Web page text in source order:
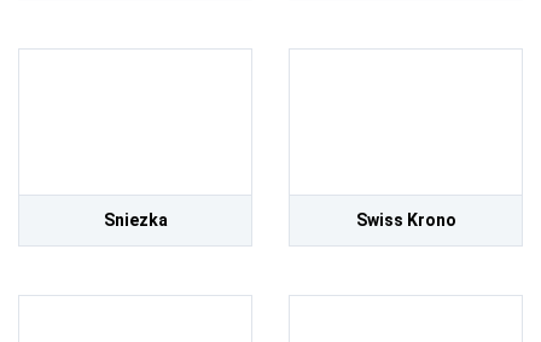
Sniezka Swiss Krono